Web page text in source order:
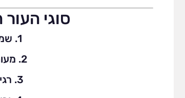
סוגי העור
1. שמן.
2. מעורב.
3. רגיל.